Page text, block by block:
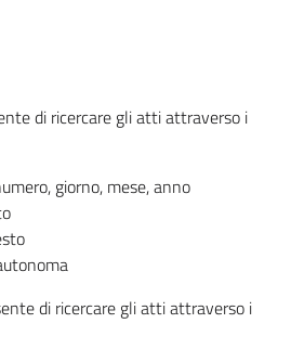
di ricercare gli atti attraverso i
giorno, mese, anno
di ricercare gli atti attraverso i